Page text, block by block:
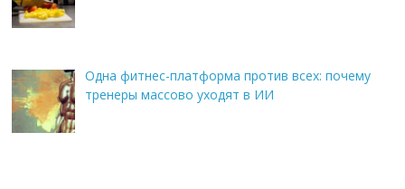
Одна фитнес-платформа против всех: почему
тренеры массово уходят в ИИ